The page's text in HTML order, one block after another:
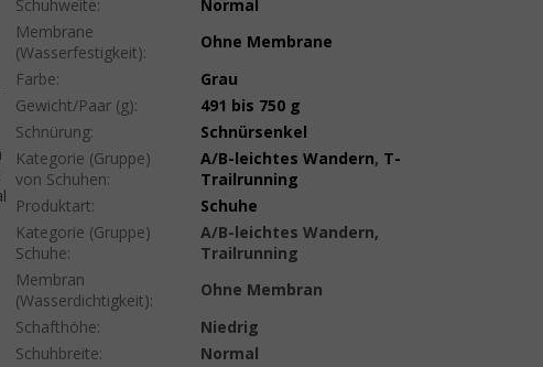
Schuhweite:
Normal
Membrane
(Wasserfestigkeit):
Ohne Membrane
Farbe:
Grau
Gewicht/Paar (g):
491 bis 750 g
Schnürung:
Schnürsenkel
Kategorie (Gruppe)
von Schuhen:
A/B-leichtes Wandern, T-
Trailrunning
Produktart:
Schuhe
Kategorie (Gruppe)
Schuhe:
A/B-leichtes Wandern,
Trailrunning
Membran
(Wasserdichtigkeit):
Ohne Membran
Schafthöhe:
Niedrig
Schuhbreite:
Normal